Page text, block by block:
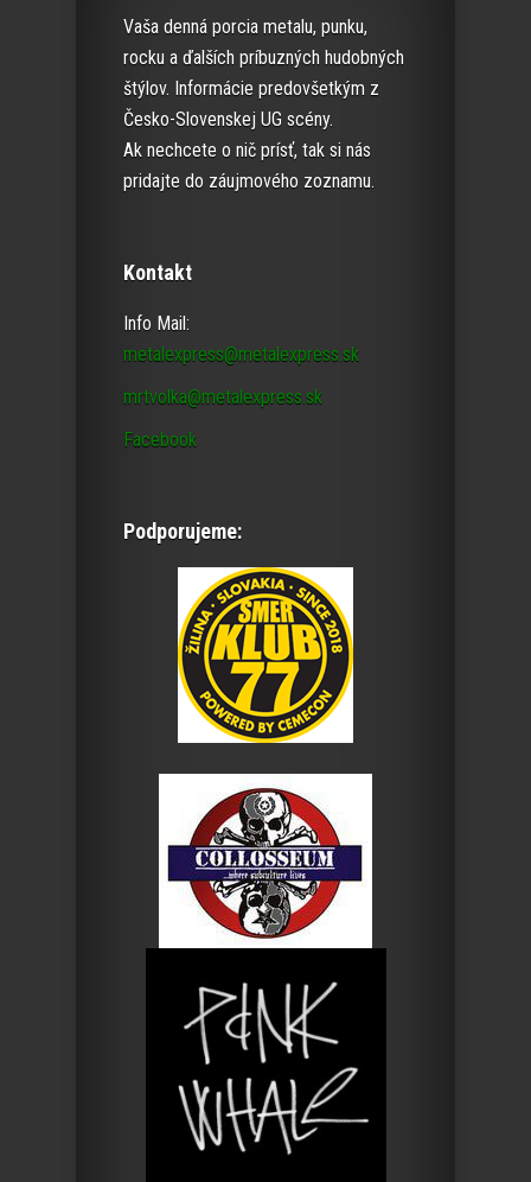
Vaša denná porcia metalu, punku,
rocku a ďalších príbuzných hudobných
štýlov. Informácie predovšetkým z
Česko-Slovenskej UG scény.
Ak nechcete o nič prísť, tak si nás
pridajte do záujmového zoznamu.
Kontakt
Info Mail:
metalexpress@metalexpress.sk
mrtvolka@metalexpress.sk
Facebook
Podporujeme: